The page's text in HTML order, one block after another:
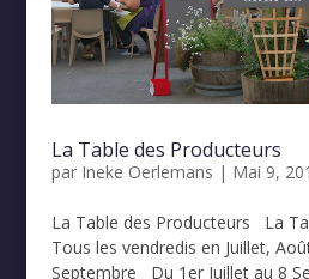
La Table des Producteurs
par Ineke Oerlemans | Mai 9,
La Table des Producteurs La
Tous les vendredis en Juillet,
Septembre Du 1er Juillet au 8